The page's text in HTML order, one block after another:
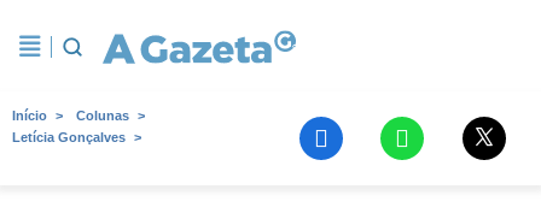
Início
Colunas
Letícia Gonçalves